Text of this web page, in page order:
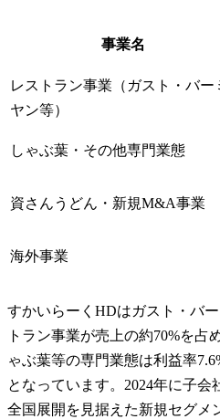
事業名
レストラン事業（ガスト・バー
ヤン等）
しゃぶ葉・その他専門業態
資さんうどん・新規M&A事業
海外事業
すかいらーくHDはガスト・バ
トラン事業が売上の約70%を占
ゃぶ葉等の専門業態は利益率
となっています。2024年に子
全国展開を見据えた新規セグメ